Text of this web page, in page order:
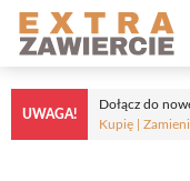
Przejdź
treści
UWAGA!
Dołącz do
Kupię |